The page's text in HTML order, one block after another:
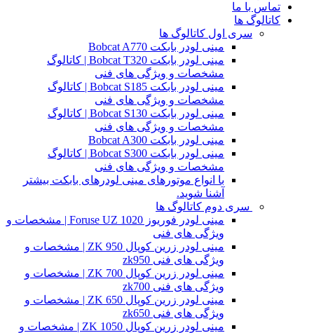
تماس با ما
کاتالوگ ها
سری اول کاتالوگ ها
مینی لودر بابکت Bobcat A770
مینی لودر بابکت Bobcat T320 | کاتالوگ
مشخصات و ویژگی های فنی
مینی لودر بابکت Bobcat S185 | کاتالوگ
مشخصات و ویژگی های فنی
مینی لودر بابکت Bobcat S130 | کاتالوگ
مشخصات و ویژگی های فنی
مینی لودر بابکت Bobcat A300
مینی لودر بابکت Bobcat S300 | کاتالوگ
مشخصات و ویژگی های فنی
با انواع موتورهای مینی لودرهای بابکت بیشتر
آشنا شوید.
سری دوم کاتالوگ ها
مینی لودر فوریوز Foruse UZ 1020 | مشخصات و
ویژگی های فنی
مینی لودر زرین کوپال ZK 950 | مشخصات و
ویژگی های فنی zk950
مینی لودر زرین کوپال ZK 700 | مشخصات و
ویژگی های فنی zk700
مینی لودر زرین کوپال ZK 650 | مشخصات و
ویژگی های فنی zk650
مینی لودر زرین کوپال ZK 1050 | مشخصات و